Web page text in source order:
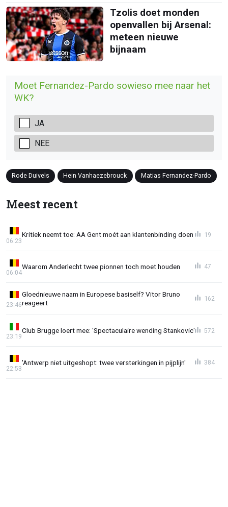
Tzolis doet monden
openvallen bij Arsenal:
meteen nieuwe
bijnaam
Moet Fernandez-Pardo sowieso mee naar het
WK?
JA
NEE
Rode Duivels Hein Vanhaezebrouck Matias Fernandez-Pardo
Meest recent
Kritiek neemt toe: AA Gent moét aan klantenbinding doen
06:23
19
Waarom Anderlecht twee pionnen toch moet houden
06:04
47
Gloednieuwe naam in Europese basiself? Vitor Bruno
reageert
23:46
162
Club Brugge loert mee: 'Spectaculaire wending Stankovic'
23:19
572
'Antwerp niet uitgeshopt: twee versterkingen in pijplijn'
22:53
384